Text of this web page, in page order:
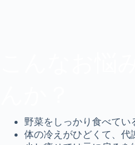
野菜をしっかり食べてい
体の冷えがひどくて、代